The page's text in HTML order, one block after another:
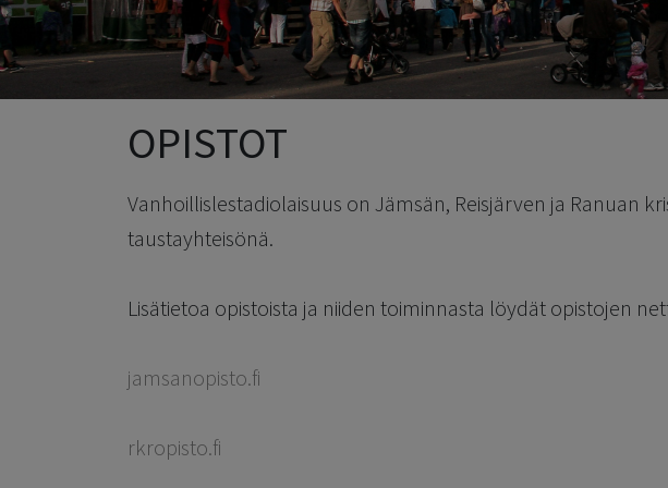
OPISTOT
Vanhoillislestadiolaisuus on Jämsän, Reisjärven ja Ranuan
taustayhteisönä.
Lisätietoa opistoista ja niiden toiminnasta löydät opistojen
jamsanopisto.fi
rkropisto.fi